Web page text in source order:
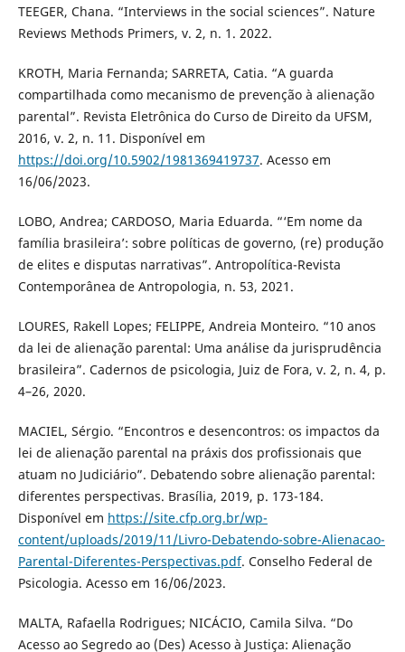
TEEGER, Chana. “Interviews in the social sciences”. Nature
Reviews Methods Primers, v. 2, n. 1. 2022.
KROTH, Maria Fernanda; SARRETA, Catia. “A guarda
compartilhada como mecanismo de prevenção à alienação
parental”. Revista Eletrônica do Curso de Direito da UFSM,
2016, v. 2, n. 11. Disponível em
https://doi.org/10.5902/1981369419737. Acesso em
16/06/2023.
LOBO, Andrea; CARDOSO, Maria Eduarda. “‘Em nome da
família brasileira’: sobre políticas de governo, (re) produção
de elites e disputas narrativas”. Antropolítica-Revista
Contemporânea de Antropologia, n. 53, 2021.
LOURES, Rakell Lopes; FELIPPE, Andreia Monteiro. “10 anos
da lei de alienação parental: Uma análise da jurisprudência
brasileira”. Cadernos de psicologia, Juiz de Fora, v. 2, n. 4, p.
4–26, 2020.
MACIEL, Sérgio. “Encontros e desencontros: os impactos da
lei de alienação parental na práxis dos profissionais que
atuam no Judiciário”. Debatendo sobre alienação parental:
diferentes perspectivas. Brasília, 2019, p. 173-184.
Disponível em https://site.cfp.org.br/wp-
content/uploads/2019/11/Livro-Debatendo-sobre-Alienacao-
Parental-Diferentes-Perspectivas.pdf. Conselho Federal de
Psicologia. Acesso em 16/06/2023.
MALTA, Rafaella Rodrigues; NICÁCIO, Camila Silva. “Do
Acesso ao Segredo ao (Des) Acesso à Justiça: Alienação